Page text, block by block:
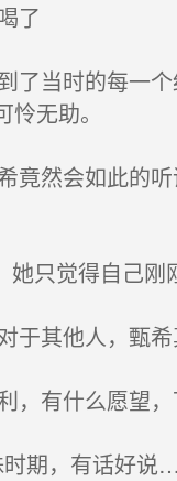
了
当时的每一
无助。
然会如此的
只觉得自己刚
其他人，甄希
有什么愿望，
，有话好说